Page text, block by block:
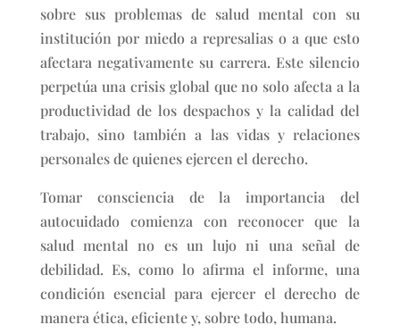
sobre sus problemas de salud mental con su
institución por miedo a represalias o a que esto
afectara negativamente su carrera. Este silencio
perpetúa una crisis global que no solo afecta a la
productividad de los despachos y la calidad del
trabajo, sino también a las vidas y relaciones
personales de quienes ejercen el derecho.
Tomar consciencia de la importancia del
autocuidado comienza con reconocer que la
salud mental no es un lujo ni una señal de
debilidad. Es, como lo afirma el informe, una
condición esencial para ejercer el derecho de
manera ética, eficiente y, sobre todo, humana.